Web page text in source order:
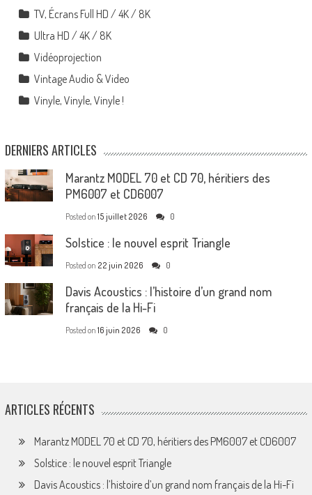
TV, Écrans Full HD / 4K / 8K
Ultra HD / 4K / 8K
Vidéoprojection
Vintage Audio & Video
Vinyle, Vinyle, Vinyle !
DERNIERS ARTICLES
Marantz MODEL 70 et CD 70, héritiers des
PM6007 et CD6007
Posted on 15 juillet 2026 0
Solstice : le nouvel esprit Triangle
Posted on 22 juin 2026 0
Davis Acoustics : l’histoire d’un grand nom
français de la Hi-Fi
Posted on 16 juin 2026 0
ARTICLES RÉCENTS
Marantz MODEL 70 et CD 70, héritiers des PM6007 et CD6007
Solstice : le nouvel esprit Triangle
Davis Acoustics : l’histoire d’un grand nom français de la Hi-Fi